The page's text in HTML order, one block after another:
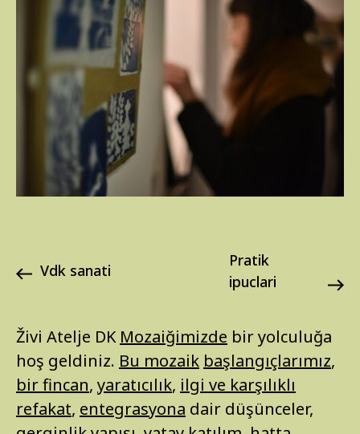
Živi Atelje DK Mozaiğimizde bir yolculuğa
hoş geldiniz. Bu mozaik başlangıçlarımız,
bir fincan, yaratıcılık, ilgi ve karşılıklı
refakat, entegrasyona dair düşünceler,
vdk sanati
pratik
ipuclari